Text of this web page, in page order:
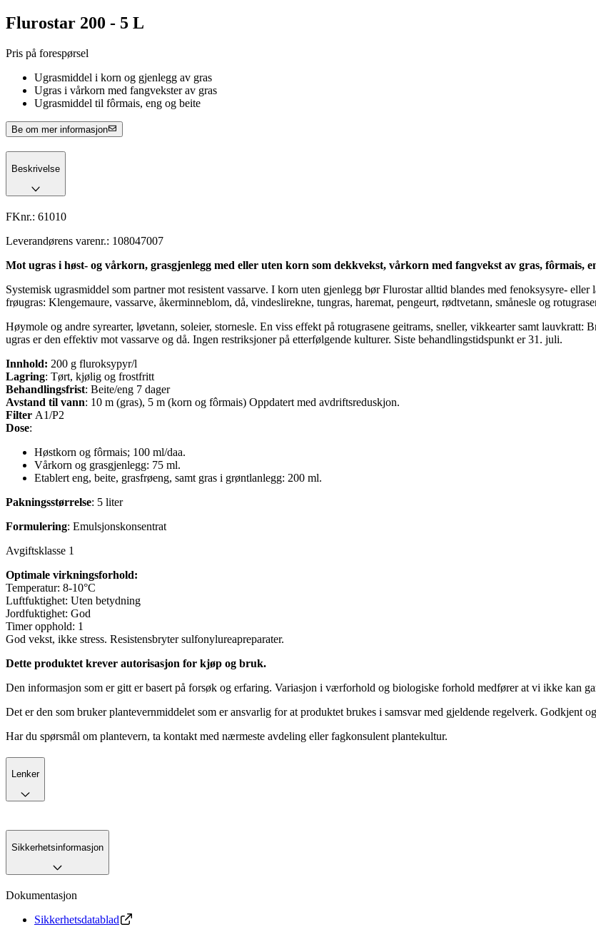
Flurostar 200 - 5 L
Pris på forespørsel
Ugrasmiddel i korn og gjenlegg av gras
Ugras i vårkorn med fangvekster av gras
Ugrasmiddel til fôrmais, eng og beite
Be om mer informasjon
Beskrivelse
FKnr.: 61010
Leverandørens varenr.: 108047007
Mot ugras i høst- og vårkorn, grasgjenlegg med eller uten korn som dekkvekst, vårkorn med fangvekst av gras, fôrmais,
Systemisk ugrasmiddel som partner mot resistent vassarve. I korn uten gjenlegg bør Flurostar alltid blandes med fenoksysyre-
frøugras: Klengemaure, vassarve, åkerminneblom, då, vindeslirekne, tungras, haremat, pengeurt, rødtvetann, smånesle og
Høymole og andre syrearter, løvetann, soleier, stornesle. En viss effekt på rotugrasene geitrams, sneller, vikkearter samt
ugras er den effektiv mot vassarve og då. Ingen restriksjoner på etterfølgende kulturer. Siste behandlingstidspunkt er 31. juli.
Innhold: 200 g fluroksypyr/l
Lagring: Tørt, kjølig og frostfritt
Behandlingsfrist: Beite/eng 7 dager
Avstand til vann: 10 m (gras), 5 m (korn og fôrmais) Oppdatert med avdriftsreduskjon.
Filter A1/P2
Dose:
Høstkorn og fôrmais; 100 ml/daa.
Vårkorn og grasgjenlegg: 75 ml.
Etablert eng, beite, grasfrøeng, samt gras i grøntlanlegg: 200 ml.
Pakningsstørrelse: 5 liter
Formulering: Emulsjonskonsentrat
Avgiftsklasse 1
Optimale virkningsforhold:
Temperatur: 8-10°C
Luftfuktighet: Uten betydning
Jordfuktighet: God
Timer opphold: 1
God vekst, ikke stress. Resistensbryter sulfonylureapreparater.
Dette produktet krever autorisasjon for kjøp og bruk.
Den informasjon som er gitt er basert på forsøk og erfaring. Variasjon i værforhold og biologiske forhold medfører at vi ikke kan
Det er den som bruker plantevernmiddelet som er ansvarlig for at produktet brukes i samsvar med gjeldende regelverk. Godkjent
Har du spørsmål om plantevern, ta kontakt med nærmeste avdeling eller fagkonsulent plantekultur.
Lenker
Sikkerhetsinformasjon
Dokumentasjon
Sikkerhetsdatablad